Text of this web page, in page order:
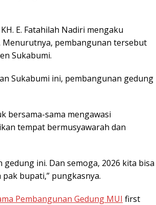
E. Fatahilah Nadiri mengaku
pembangunan tersebut
Sukabumi.
Sukabumi ini, pembangunan gedung
bersama-sama mengawasi
tempat bermusyawarah dan
ini. Dan semoga, 2026 kita bisa
bupati,” pungkasnya.
Pembangunan Gedung MUI first